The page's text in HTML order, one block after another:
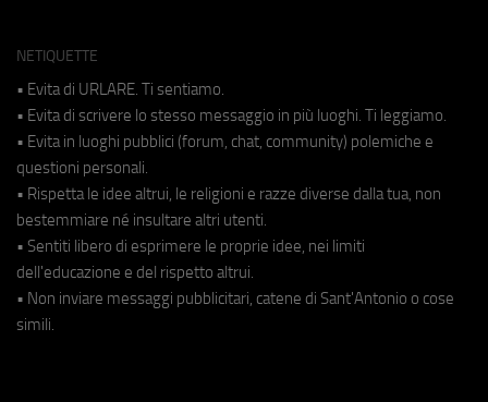
NETIQUETTE
• Evita di URLARE. Ti sentiamo.
• Evita di scrivere lo stesso messaggio in più luoghi. Ti leggiamo.
• Evita in luoghi pubblici (forum, chat, community) polemiche e
questioni personali.
• Rispetta le idee altrui, le religioni e razze diverse dalla tua, non
bestemmiare né insultare altri utenti.
• Sentiti libero di esprimere le proprie idee, nei limiti
dell'educazione e del rispetto altrui.
• Non inviare messaggi pubblicitari, catene di Sant'Antonio o cose
simili.